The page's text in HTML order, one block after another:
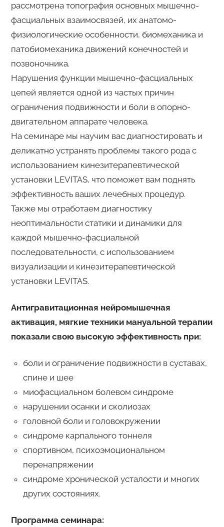
рассмотрена топография основных мышечно-
фасциальных взаимосвязей, их анатомо-
физиологические особенности, биомеханика и
патобиомеханика движений конечностей и
позвоночника.
Нарушения функции мышечно-фасциальных
цепей является одной из частых причин
ограничения подвижности и боли в опорно-
двигательном аппарате человека.
На семинаре мы научим вас диагностировать и
деликатно устранять проблемы такого рода с
использованием кинезитерапевтической
установки LEVITAS, что поможет вам поднять
эффективность ваших лечебных процедур.
Также мы отработаем диагностику
неоптимальности статики и динамики для
каждой мышечно-фасциальной
последовательности, с использованием
визуализации и кинезитерапевтической
установки LEVITAS.
Антигравитационная нейромышечная
активация, мягкие техники мануальной терапии
показали свою высокую эффективность при:
боли и ограничение подвижности в суставах,
спине и шее
миофасциальном болевом синдроме
нарушении осанки и сколиозах
головной боли и головокружении
синдроме карпального тоннеля
спортивном, психоэмоциональном
перенапряжении
синдроме хронической усталости и многих
других состояниях.
Программа семинара: